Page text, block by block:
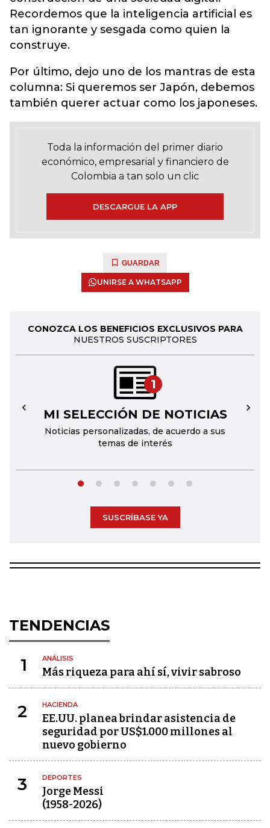
Recordemos que la inteligencia artificial es
tan ignorante y sesgada como quien la
construye.
Por último, dejo uno de los mantras de esta
columna: Si queremos ser Japón, debemos
también querer actuar como los japoneses.
Toda la información del primer diario
económico, empresarial y financiero de
Colombia a tan solo un clic
DESCARGUE LA APP
GUARDAR
UNIRSE A WHATSAPP
CONOZCA LOS BENEFICIOS EXCLUSIVOS PARA
NUESTROS SUSCRIPTORES
1
MI SELECCIÓN DE NOTICIAS
Noticias personalizadas, de acuerdo a sus
temas de interés
← →
SUSCRÍBASE YA
TENDENCIAS
1 ANÁLISIS
Más riqueza para ahí sí, vivir sabroso
2 HACIENDA
EE.UU. planea brindar asistencia de
seguridad por US$1.000 millones al
nuevo gobierno
3 DEPORTES
Jorge Messi
(1958-2026)